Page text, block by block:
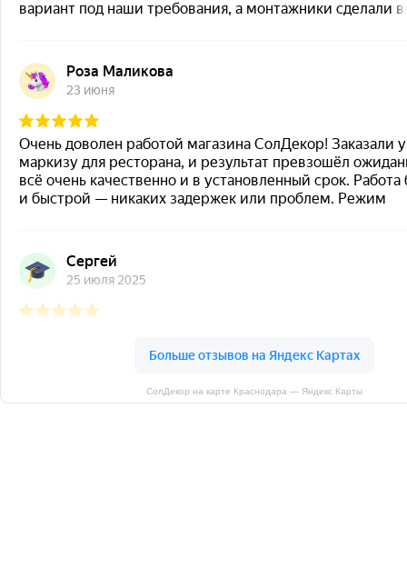
СолДекор на карте Краснодара — Яндекс Карты